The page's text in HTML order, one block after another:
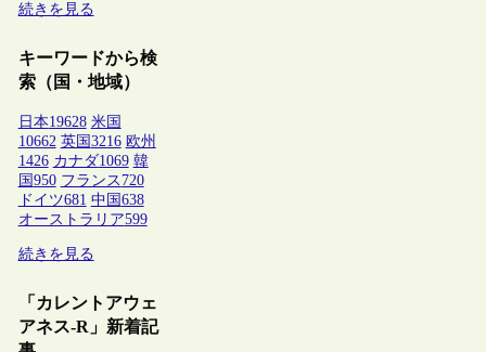
続きを見る
キーワードから検
索（国・地域）
日本19628 米国
10662 英国3216 欧州
1426 カナダ1069 韓
国950 フランス 720
ドイツ681 中国638
オーストラリア599
続きを見る
「カレントアウェ
アネス-R」新着記